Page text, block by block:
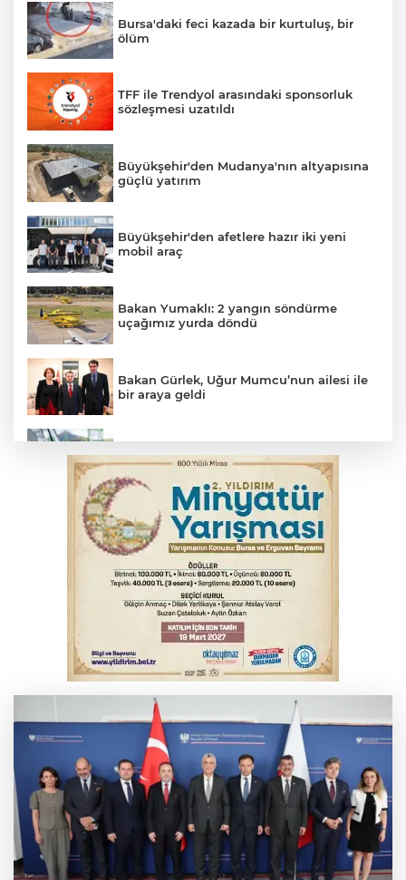
Bursa'daki feci kazada bir kurtuluş, bir
ölüm
TFF ile Trendyol arasındaki sponsorluk
sözleşmesi uzatıldı
Büyükşehir'den Mudanya'nın altyapısına
güçlü yatırım
Büyükşehir'den afetlere hazır iki yeni
mobil araç
Bakan Yumaklı: 2 yangın söndürme
uçağımız yurda döndü
Bakan Gürlek, Uğur Mumcu’nun ailesi ile
bir araya geldi
yansıyacak mı?
YENİ Parti Genel Başkanı Özel'den
Çerçeve Yasa yorumu
Serbest piyasada döviz fiyatları
Serbest piyasada altın fiyatları...